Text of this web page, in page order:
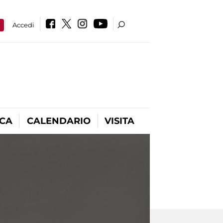
Accedi
CALENDARIO VISITA